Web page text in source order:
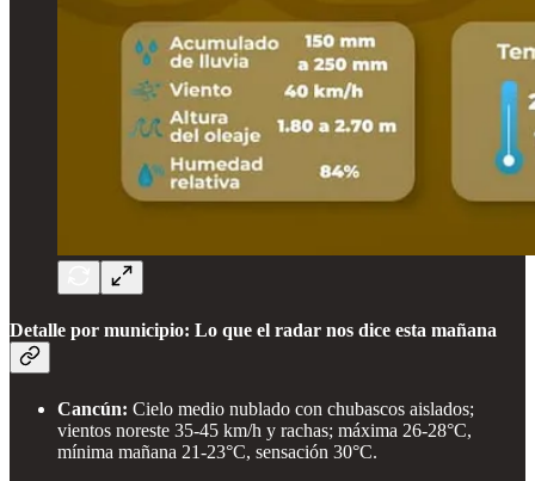
Detalle por municipio: Lo que el radar nos dice esta mañana
Cancún: Cielo medio nublado con chubascos aislados;
vientos noreste 35-45 km/h y rachas; máxima 26-28°C,
mínima mañana 21-23°C, sensación 30°C.